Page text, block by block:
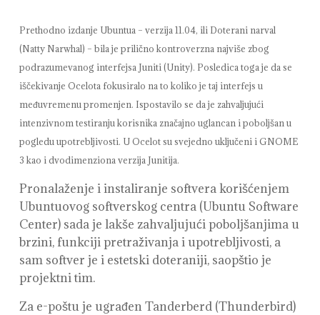
Prethodno izdanje Ubuntua – verzija 11.04, ili Doterani narval
(Natty Narwhal) – bila je prilično kontroverzna najviše zbog
podrazumevanog interfejsa Juniti (Unity). Posledica toga je da se
iščekivanje Ocelota fokusiralo na to koliko je taj interfejs u
međuvremenu promenjen. Ispostavilo se da je zahvaljujući
intenzivnom testiranju korisnika značajno uglancan i poboljšan u
pogledu upotrebljivosti. U Ocelot su svejedno uključeni i GNOME
3 kao i dvodimenziona verzija Junitija.
Pronalaženje i instaliranje softvera korišćenjem
Ubuntuovog softverskog centra (Ubuntu Software
Center) sada je lakše zahvaljujući poboljšanjima u
brzini, funkciji pretraživanja i upotrebljivosti, a
sam softver je i estetski doteraniji, saopštio je
projektni tim.
Za e-poštu je ugrađen Tanderberd (Thunderbird)